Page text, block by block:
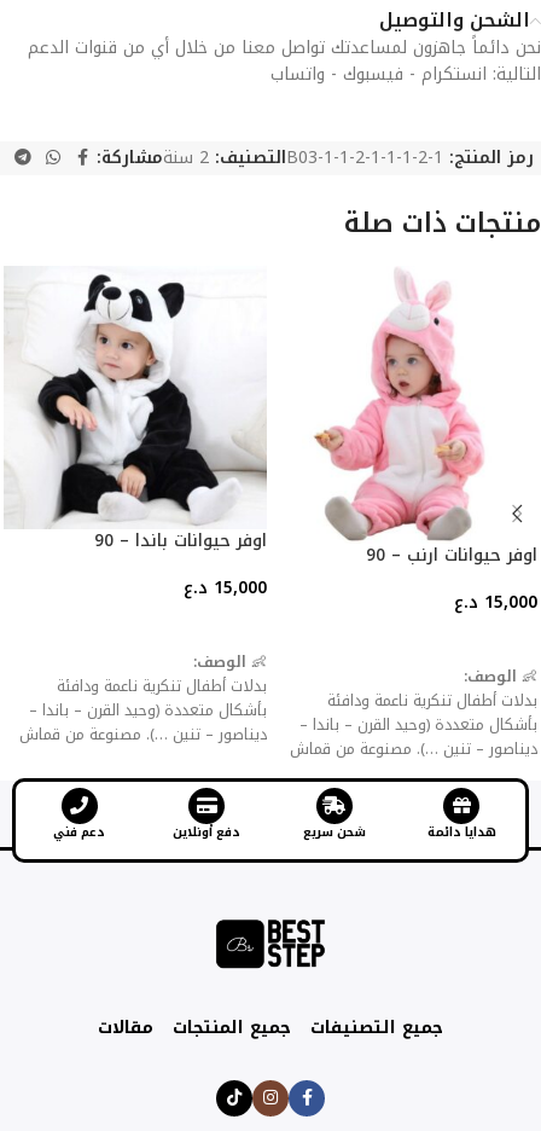
الشحن والتوصيل
نحن دائماً جاهزون لمساعدتك تواصل معنا من خلال أي من قنوات الدعم
التالية: انستكرام - فيسبوك - واتساب
رمز المنتج: B03-1-1-2-1-1-1-2-1التصنيف: 2 سنة مشاركة:
منتجات ذات صلة
اوفر حيوانات ارنب – 90
15,000 د.ع
👶 الوصف:
بدلات أطفال تنكرية ناعمة ودافئة
بأشكال متعددة (وحيد القرن – باندا –
ديناصور – تنين …). مصنوعة من قماش
فلانيل سميك للحماية من البرد، مع
سحّاب أو أزرار للإغلاق لسهولة اللبس
والخلع.
✨المميزات:
تصاميم جذابة تضيف المرح للأطفال.
مثالية كملابس منزلية، حفلات تنكرية،
سهلة الغسيل ولا تتأثر بالألوان.
اوفر حيوانات باندا – 90
15,000 د.ع
👶 الوصف:
بدلات أطفال تنكرية ناعمة ودافئة
بأشكال متعددة (وحيد القرن – باندا –
ديناصور – تنين …). مصنوعة من قماش
سحّاب أو أزرار للإغلاق لسهولة اللبس
والخلع.
المميزات:
تصاميم جذابة تضيف المرح للأطفال.
مثالية كملابس منزلية، حفلات تنكرية،
أعياد ميلاد أو هالوين.
سهلة الغسيل ولا تتأثر بالألوان.
متوفرة بقياسات مختلفة تناسب الرضع
والأطفال.
هدايا دائمة شحن سريع دفع أونلاين دعم فني
جميع التصنيفات جميع المنتجات مقالات